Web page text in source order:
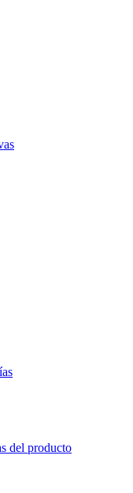
del producto